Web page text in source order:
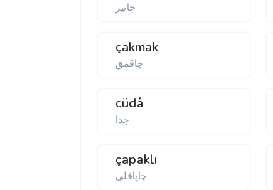
چاتیر
çakmak
چاقمق
cüdâ
جدا
çapaklı
چاپاقلی